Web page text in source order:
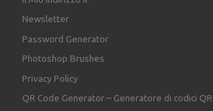
Newsletter
Password Generator
Photoshop Brushes
Privacy Policy
QR Code Generator – Generatore di codici QR